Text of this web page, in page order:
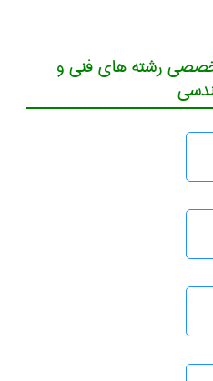
رشته های فنی و